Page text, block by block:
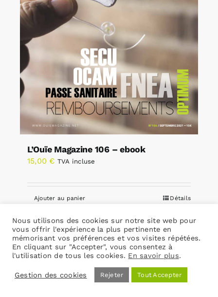
L’Ouïe Magazine 106 – ebook
15,00 € TVA incluse
Ajouter au panier Détails
Nous utilisons des cookies sur notre site web pour
vous offrir l'expérience la plus pertinente en
mémorisant vos préférences et vos visites répétées.
En cliquant sur "Accepter", vous consentez à
l'utilisation de tous les cookies. En savoir plus.
Gestion des cookies Rejeter Tout Accepter